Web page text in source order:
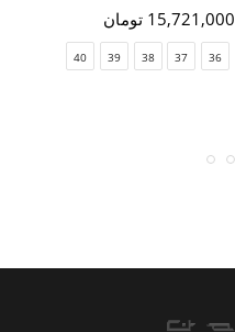
15,721,000 تومان
36
37
38
39
40